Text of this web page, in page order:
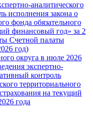
аналитического
исполнения закона о
фонда обязательного
финансовый год» за 2
Счетной палаты
год)
округа в июле 2026
экспертно-
контроль
территориального
на текущий
года